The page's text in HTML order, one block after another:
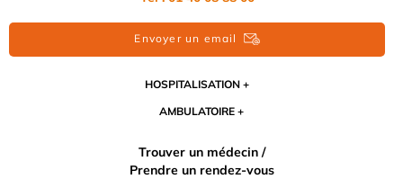
Envoyer un email
HOSPITALISATION
AMBULATOIRE
Trouver un médecin /
Prendre un rendez-vous